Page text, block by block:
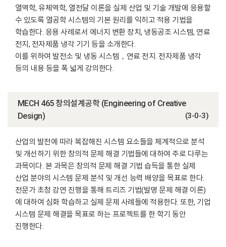
열역학, 유체역학, 열전달 이론을 실제 산업 및 기술 개발에 응용할
수 있도록 열공학 시스템의 기본 원리를 익히고 적용 기법을
학습한다. 응용 사례로서 에너지 변환 장치, 냉동공조 시스템, 연료
전지, 전자제품 냉각 기기 등을 소개한다.
이를 위하여 발전소 및 냉동 시스템，연료 전지. 전자제품 냉각
등의 내용 등을 폭 넓게 강의한다.
MECH 465 창의설계공학 (Engineering of Creative
Design)
(3-0-3)
산업의 발전에 따라 복잡해진 시스템 요소들을 체계적으로 분석
및 개선하기 위한 창의적 문제 해결 기법들에 대하여 주로 다루는
과목이다. 본 과목은 창의적 문제 해결 기법 습득을 통한 실제
산업 분야의 시스템 문제 분석 및 개선 능력 배양을 목표로 한다.
전문가 초청 강연 진행을 통해 트리즈 기법(발명 문제 해결 이론)
에 대하여 심화 학습하고 실제 문제 사례들에 적용한다. 또한, 기업
시스템 문제 해결을 목표로 하는 프로젝트를 한 학기 동안
진행한다.